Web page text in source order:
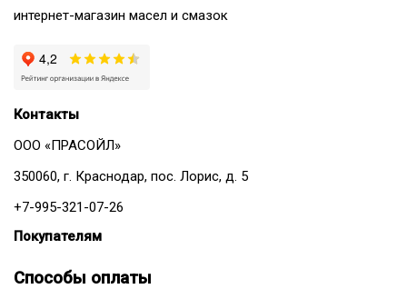
интернет-магазин масел и смазок
Контакты
ООО «ПРАСОЙЛ»
350060, г. Краснодар, пос. Лорис, д. 5
+7-995-321-07-26
Покупателям
Способы оплаты